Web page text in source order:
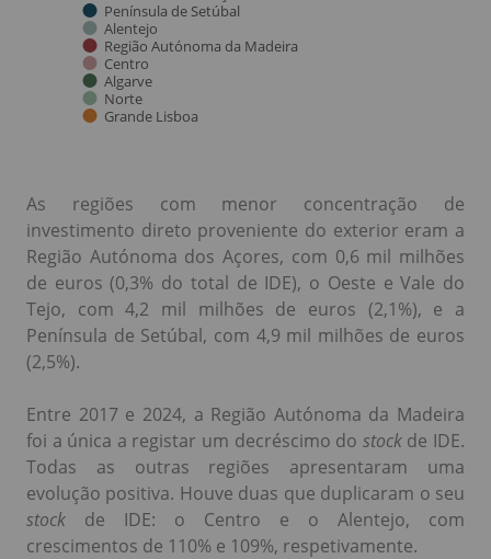
As regiões com menor concentração de
investimento direto proveniente do exterior eram a
Região Autónoma dos Açores, com 0,6 mil milhões
de euros (0,3% do total de IDE), o Oeste e Vale do
Tejo, com 4,2 mil milhões de euros (2,1%), e a
Península de Setúbal, com 4,9 mil milhões de euros
(2,5%).
Entre 2017 e 2024, a Região Autónoma da Madeira
foi a única a registar um decréscimo do stockde IDE.
Todas as outras regiões apresentaram uma
evolução positiva. Houve duas que duplicaram o seu
stock de IDE: o Centro e o Alentejo, com
crescimentos de 110% e 109%, respetivamente.